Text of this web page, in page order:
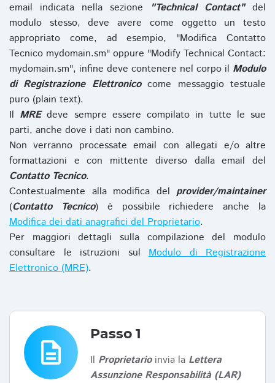
email indicata nella sezione
"Technical Contact"del
modulo stesso, deve avere come oggetto un testo
appropriato come, ad esempio, "Modifica Contatto
Tecnico mydomain.sm" oppure "Modify Technical Contact:
mydomain.sm", infine deve contenere nel corpo il Modulo
di Registrazione Elettronicocome messaggio testuale
puro (plain text).
Il MREdeve sempre essere compilato in tutte le sue
parti, anche dove i dati non cambino.
Non verranno processate email con allegati e/o altre
formattazioni e con mittente diverso dalla email del
Contatto Tecnico.
Contestualmente alla modifica del provider/maintainer
(Contatto Tecnico) è possibile richiedere anche la
Modifica dei dati anagrafici del Proprietario.
Per maggiori dettagli sulla compilazione del modulo
consultare le istruzioni sul Modulo di Registrazione
Elettronico (MRE).
description
Passo 1
Il Proprietarioinvia la Lettera
Assunzione Responsabilità (LAR)